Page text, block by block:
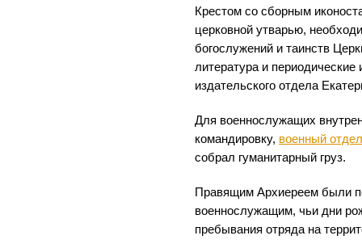
Крестом со сборным
церковной утварью,
богослужений и таинств
литература и
издательского отдела
Для военнослужащих
командировку, военный
собрал гуманитарный груз.
Правящим Архиереем были
военнослужащим, чьи дни
пребывания отряда на